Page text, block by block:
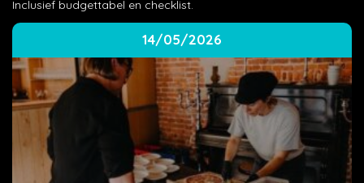
Inclusief budgettabel en checklist.
14/05/2026